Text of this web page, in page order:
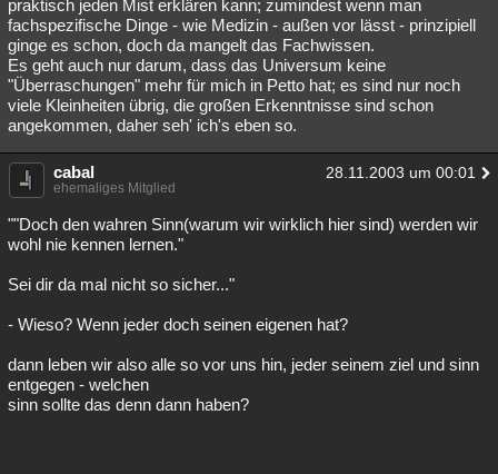
praktisch jeden Mist erklären kann; zumindest wenn man
fachspezifische Dinge - wie Medizin - außen vor lässt - prinzipiell
ginge es schon, doch da mangelt das Fachwissen.
Es geht auch nur darum, dass das Universum keine
"Überraschungen" mehr für mich in Petto hat; es sind nur noch
viele Kleinheiten übrig, die großen Erkenntnisse sind schon
angekommen, daher seh' ich's eben so.
cabal 28.11.2003 um 00:01
ehemaliges Mitglied
""Doch den wahren Sinn(warum wir wirklich hier sind) werden wir
wohl nie kennen lernen."
Sei dir da mal nicht so sicher..."
- Wieso? Wenn jeder doch seinen eigenen hat?
dann leben wir also alle so vor uns hin, jeder seinem ziel und sinn
entgegen - welchen
sinn sollte das denn dann haben?